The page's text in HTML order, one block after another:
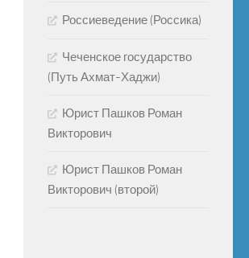
Россиеведение (Россика)
Чеченское государство
(Путь Ахмат-Хаджи)
Юрист Пашков Роман
Викторович
Юрист Пашков Роман
Викторович (второй)